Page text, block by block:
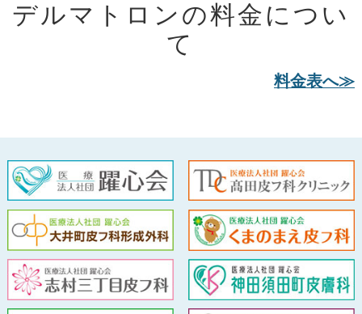
デルマトロンの料金につい
て
料金表へ